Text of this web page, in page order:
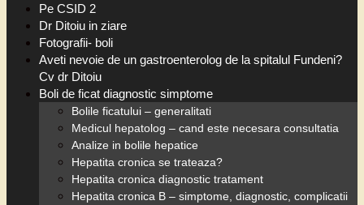
Pe CSID 2
Dr Ditoiu in ziare
Fotografii- boli
Aveti nevoie de un gastroenterolog de la spitalul Fundeni?
Cv dr Ditoiu
Boli de ficat diagnostic simptome
Bolile ficatului – generalitati
Medicul hepatolog – cand este necesara consultatia
Analize in bolile hepatice
Hepatita cronica se trateaza?
Hepatita cronica diagnostic tratament
Hepatita cronica B – simptome, diagnostic, complicatii